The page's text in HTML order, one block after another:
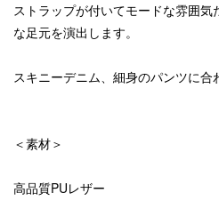
ストラップが付いてモードな雰囲気
な足元を演出します。
スキニーデニム、細身のパンツに
＜素材＞
高品質PUレザー